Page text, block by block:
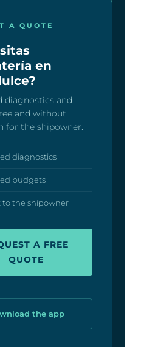
A QUOTE
en
diagnostics and
and without
for the shipowner.
diagnostics
budgets
to the shipowner
A FREE
QUOTE
the app